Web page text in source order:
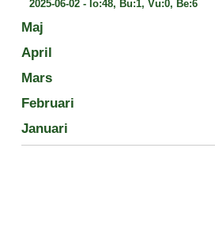
2025-06-02- Io:48, Bu:1, Vu:0, Be:6
Maj
April
Mars
Februari
Januari